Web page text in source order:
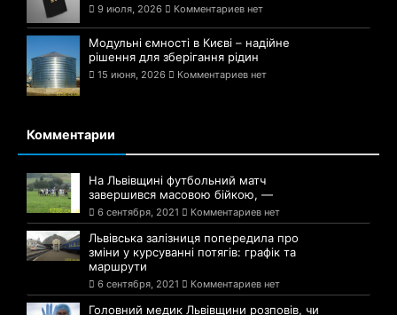
9 июля, 2026 Комментариев нет
Модульні ємності в Києві – надійне
рішення для зберігання рідин
15 июня, 2026 Комментариев нет
Комментарии
На Львівщині футбольний матч
завершився масовою бійкою, —
6 сентября, 2021 Комментариев нет
Львівська залізниця попередила про
зміни у курсуванні потягів: графік та
маршрути
6 сентября, 2021 Комментариев нет
Головний медик Львівщини розповів, чи